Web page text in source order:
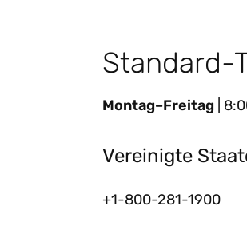
Standard-
Montag–Freitag|
Vereinigte
+1-800-281-1900